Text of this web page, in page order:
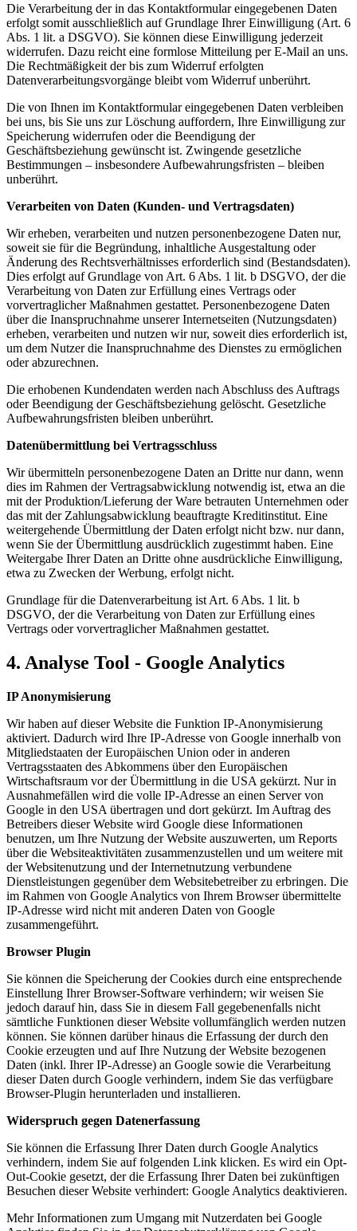
Die Verarbeitung der in das Kontaktformular eingegebenen Daten
erfolgt somit ausschließlich auf Grundlage Ihrer Einwilligung (Art. 6
Abs. 1 lit. a DSGVO). Sie können diese Einwilligung jederzeit
widerrufen. Dazu reicht eine formlose Mitteilung per E-Mail an uns.
Die Rechtmäßigkeit der bis zum Widerruf erfolgten
Datenverarbeitungsvorgänge bleibt vom Widerruf unberührt.
Die von Ihnen im Kontaktformular eingegebenen Daten verbleiben
bei uns, bis Sie uns zur Löschung auffordern, Ihre Einwilligung zur
Speicherung widerrufen oder die Beendigung der
Geschäftsbeziehung gewünscht ist. Zwingende gesetzliche
Bestimmungen – insbesondere Aufbewahrungsfristen – bleiben
unberührt.
Verarbeiten von Daten (Kunden- und Vertragsdaten)
Wir erheben, verarbeiten und nutzen personenbezogene Daten nur,
soweit sie für die Begründung, inhaltliche Ausgestaltung oder
Änderung des Rechtsverhältnisses erforderlich sind (Bestandsdaten).
Dies erfolgt auf Grundlage von Art. 6 Abs. 1 lit. b DSGVO, der die
Verarbeitung von Daten zur Erfüllung eines Vertrags oder
vorvertraglicher Maßnahmen gestattet. Personenbezogene Daten
über die Inanspruchnahme unserer Internetseiten (Nutzungsdaten)
erheben, verarbeiten und nutzen wir nur, soweit dies erforderlich ist,
um dem Nutzer die Inanspruchnahme des Dienstes zu ermöglichen
oder abzurechnen.
Die erhobenen Kundendaten werden nach Abschluss des Auftrags
oder Beendigung der Geschäftsbeziehung gelöscht. Gesetzliche
Aufbewahrungsfristen bleiben unberührt.
Datenübermittlung bei Vertragsschluss
Wir übermitteln personenbezogene Daten an Dritte nur dann, wenn
dies im Rahmen der Vertragsabwicklung notwendig ist, etwa an die
mit der Produktion/Lieferung der Ware betrauten Unternehmen oder
das mit der Zahlungsabwicklung beauftragte Kreditinstitut. Eine
weitergehende Übermittlung der Daten erfolgt nicht bzw. nur dann,
wenn Sie der Übermittlung ausdrücklich zugestimmt haben. Eine
Weitergabe Ihrer Daten an Dritte ohne ausdrückliche Einwilligung,
etwa zu Zwecken der Werbung, erfolgt nicht.
Grundlage für die Datenverarbeitung ist Art. 6 Abs. 1 lit. b
DSGVO, der die Verarbeitung von Daten zur Erfüllung eines
Vertrags oder vorvertraglicher Maßnahmen gestattet.
4. Analyse Tool - Google Analytics
IP Anonymisierung
Wir haben auf dieser Website die Funktion IP-Anonymisierung
aktiviert. Dadurch wird Ihre IP-Adresse von Google innerhalb von
Mitgliedstaaten der Europäischen Union oder in anderen
Vertragsstaaten des Abkommens über den Europäischen
Wirtschaftsraum vor der Übermittlung in die USA gekürzt. Nur in
Ausnahmefällen wird die volle IP-Adresse an einen Server von
Google in den USA übertragen und dort gekürzt. Im Auftrag des
Betreibers dieser Website wird Google diese Informationen
benutzen, um Ihre Nutzung der Website auszuwerten, um Reports
über die Websiteaktivitäten zusammenzustellen und um weitere mit
der Websitenutzung und der Internetnutzung verbundene
Dienstleistungen gegenüber dem Websitebetreiber zu erbringen. Die
im Rahmen von Google Analytics von Ihrem Browser übermittelte
IP-Adresse wird nicht mit anderen Daten von Google
zusammengeführt.
Browser Plugin
Sie können die Speicherung der Cookies durch eine entsprechende
Einstellung Ihrer Browser-Software verhindern; wir weisen Sie
jedoch darauf hin, dass Sie in diesem Fall gegebenenfalls nicht
sämtliche Funktionen dieser Website vollumfänglich werden nutzen
können. Sie können darüber hinaus die Erfassung der durch den
Cookie erzeugten und auf Ihre Nutzung der Website bezogenen
Daten (inkl. Ihrer IP-Adresse) an Google sowie die Verarbeitung
dieser Daten durch Google verhindern, indem Sie das verfügbare
Browser-Plugin herunterladen und installieren.
Widerspruch gegen Datenerfassung
Sie können die Erfassung Ihrer Daten durch Google Analytics
verhindern, indem Sie auf folgenden Link klicken. Es wird ein Opt-
Out-Cookie gesetzt, der die Erfassung Ihrer Daten bei zukünftigen
Besuchen dieser Website verhindert: Google Analytics deaktivieren.
Mehr Informationen zum Umgang mit Nutzerdaten bei Google